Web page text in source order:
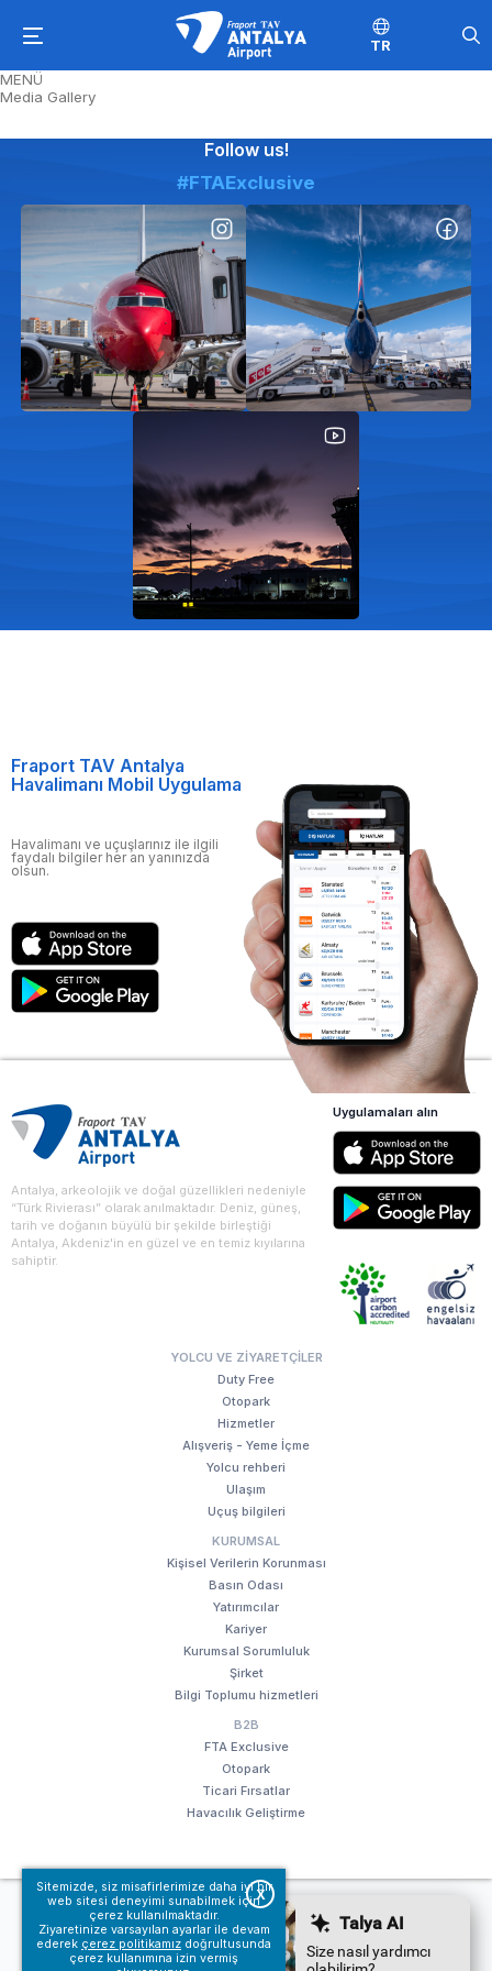
TR
Sitemizde, siz misafirlerimize daha iyi bir
web sitesi deneyimi sunabilmek için
çerez kullanılmaktadır.
Ziyaretinize varsayılan ayarlar ile devam
ederek çerez politikamız doğrultusunda
çerez kullanımına izin vermiş
X
MENÜ
Media Gallery
Follow us!
#FTAExclusive
Fraport TAV Antalya
Havalimanı Mobil Uygulama
Havalimanı ve uçuşlarınız ile ilgili
faydalı bilgiler her an yanınızda
olsun.
Antalya, arkeolojik ve doğal güzellikleri nedeniyle
“Türk Rivierası” olarak anılmaktadır. Deniz, güneş,
tarih ve doğanın büyülü bir şekilde birleştiği
Antalya, Akdeniz'in en güzel ve en temiz kıyılarına
sahiptir.
YOLCU VE ZIYARETÇILER
Duty Free
Otopark
Hizmetler
Alışveriş - Yeme İçme
Yolcu rehberi
Ulaşım
Uçuş bilgileri
KURUMSAL
Kişisel Verilerin Korunması
Basın Odası
Yatırımcılar
Kariyer
Kurumsal Sorumluluk
Şirket
Bilgi Toplumu hizmetleri
B2B
FTA Exclusive
Otopark
Ticari Fırsatlar
Havacılık Geliştirme
Uygulamaları alın
© Fraport TAV Antalya Havalimanı, 2018. Tüm hakları saklıdır.
Kullanım koşullarımız
Bilgi Toplumu hizmetleri